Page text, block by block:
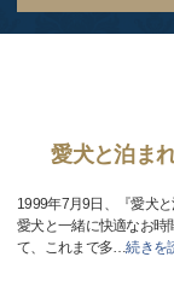
愛犬と泊ま
1999年7月9日、『愛犬
愛犬と一緒に快適なお時
て、これまで多…続きを